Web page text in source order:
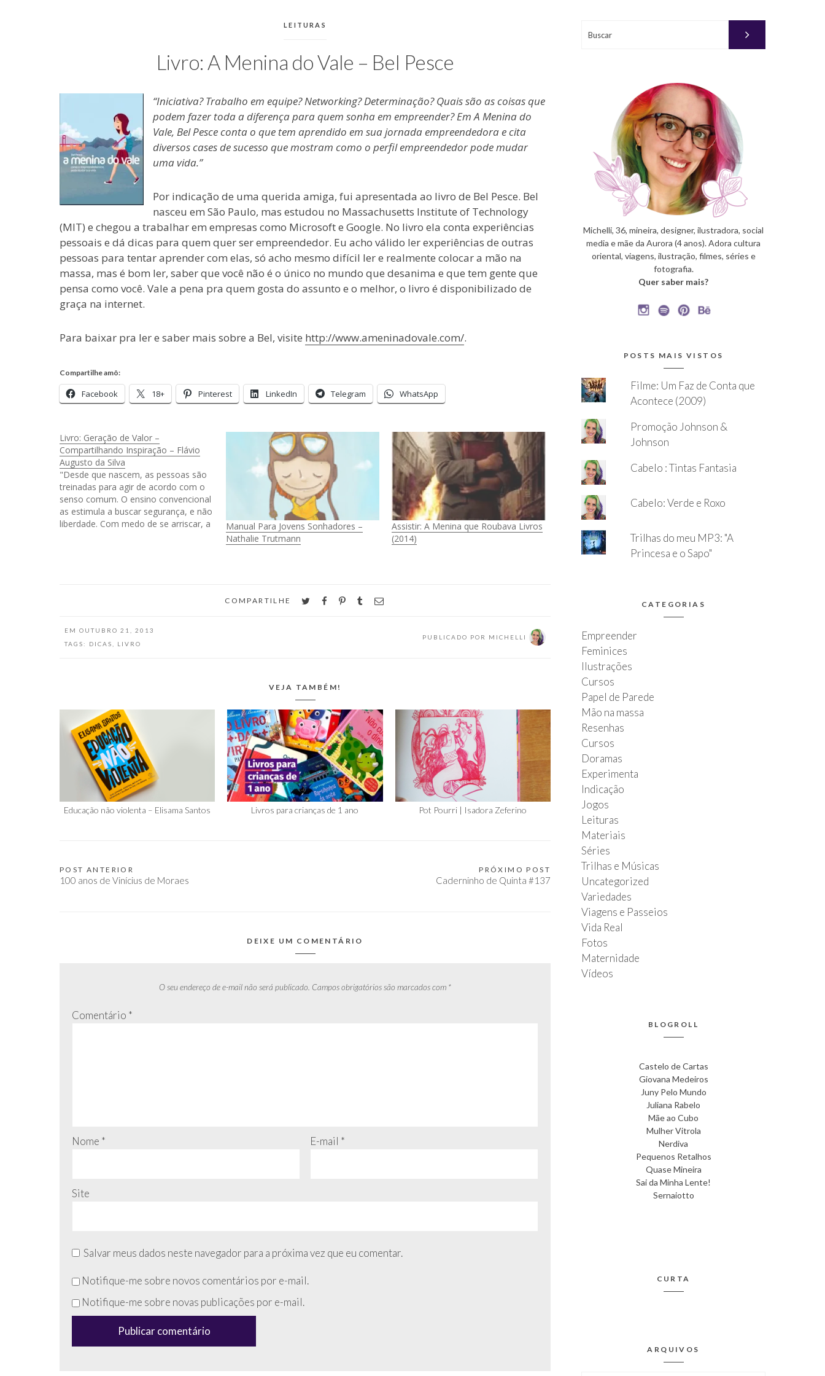
moda
CATEGORIAS:
LEITURAS
Livro: A Menina do Vale – Bel Pesce
“Iniciativa? Trabalho em equipe? Networking? Determinação? Quais são as coisas que
podem fazer toda a diferença para quem sonha em empreender? Em A Menina do
Vale, Bel Pesce conta o que tem aprendido em sua jornada empreendedora e cita
diversos cases de sucesso que mostram como o perfil empreendedor pode mudar
uma vida.”
Por indicação de uma querida amiga, fui apresentada ao livro de Bel Pesce. Bel
nasceu em São Paulo, mas estudou no Massachusetts Institute of Technology
(MIT) e chegou a trabalhar em empresas como Microsoft e Google. No livro ela conta experiências
pessoais e dá dicas para quem quer ser empreendedor. Eu acho válido ler experiências de outras
pessoas para tentar aprender com elas, só acho mesmo difícil ler e realmente colocar a mão na
massa, mas é bom ler, saber que você não é o único no mundo que desanima e que tem gente que
pensa como você. Vale a pena pra quem gosta do assunto e o melhor, o livro é disponibilizado de
graça na internet.
Para baixar pra ler e saber mais sobre a Bel, visite http://www.ameninadovale.com/.
Compartilhe amô:
Facebook 18+ Pinterest LinkedIn Telegram WhatsApp
Livro: Geração de Valor –
Compartilhando Inspiração – Flávio
Augusto da Silva
"Desde que nascem, as pessoas são
treinadas para agir de acordo com o
senso comum. O ensino convencional
as estimula a buscar segurança, e não
liberdade. Com medo de se arriscar, a
Manual Para Jovens Sonhadores –
Nathalie Trutmann
Assistir: A Menina que Roubava Livros
(2014)
COMPARTILHE twitterfacebookpinterest
tumblr
EM OUTUBRO 21, 2013
TAGS:
DICAS LIVRO
PUBLICADO POR MICHELLI
VEJA TAMBÉM!
Educação não violenta – Elisama Santos Livros para crianças de 1 ano Pot Pourri | Isadora Zeferino
Navegação
POST ANTERIOR
100 anos de Vinícius de Moraes
PRÓXIMO POST
Caderninho de Quinta #137
DEIXE UM COMENTÁRIO
O seu endereço de e-mail não será publicado. Campos obrigatórios são marcados com *
Comentário *
Nome * E-mail *
Site
Salvar meus dados neste navegador para a próxima vez que eu comentar.
Não
preencha
esse
Notifique-me sobre novos comentários por e-mail.
Notifique-me sobre novas publicações por e-mail.
Michelli, 36, mineira, designer, ilustradora, social
media e mãe da Aurora (4 anos). Adora cultura
oriental, viagens, ilustração, filmes, séries e
fotografia.
Quer saber mais?
POSTS MAIS VISTOS
Filme: Um Faz de Conta que
Acontece (2009)
Promoção Johnson &
Johnson
Cabelo : Tintas Fantasia
Cabelo: Verde e Roxo
Trilhas do meu MP3: "A
Princesa e o Sapo"
CATEGORIAS
Empreender
Feminices
Ilustrações
Cursos
Papel de Parede
Mão na massa
Resenhas
Cursos
Doramas
Experimenta
Indicação
Jogos
Leituras
Materiais
Séries
Trilhas e Músicas
Uncategorized
Variedades
Viagens e Passeios
Vida Real
Fotos
Maternidade
Vídeos
BLOGROLL
Castelo de Cartas
Giovana Medeiros
Juny Pelo Mundo
Juliana Rabelo
Mãe ao Cubo
Mulher Vitrola
Nerdiva
Pequenos Retalhos
Quase Mineira
Sai da Minha Lente!
Sernaiotto
CURTA
ARQUIVOS